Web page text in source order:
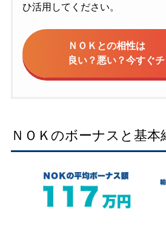
ひ活用してください。
ＮＯＫとの相性は
良い？悪い？今すぐチ
ＮＯＫのボーナスと基本